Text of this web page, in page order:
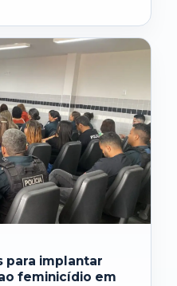
para implantar
feminicídio em